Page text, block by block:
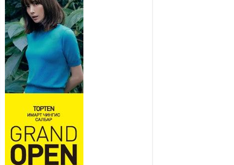
байгууллагууд дараах
хуваарийн дагуу ажиллана
2026 оны 7 сар 15 / 11 цаг 18 минут
Үндэсний их баяр наадам
эхэллээ
2026 оны 7 сар 15 / 11 цаг 14 минут
Үер усны аюулаас сэргийлж, нийслэлийн Онцгой
байдлын газрын 162 алба хаагч үүрэг гүйцэтгэж
байна
2026 оны 7 сар 15 / 11 цаг 07 минут
Үндэсний их сурын харваанд 850 харваач цэц
мэргэнээ сорьж байна
2026 оны 7 сар 15 / 11 цаг 03 минут
Төв цэнгэлдэхийн эргэн тойронд